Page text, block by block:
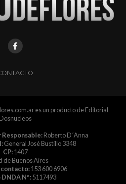
es un producto de Editorial
Dosnucleos
Roberto D´Anna
General José Bustillo 3348
CP:1407
de Buenos Aires
153 600 6906
Nº:5117493